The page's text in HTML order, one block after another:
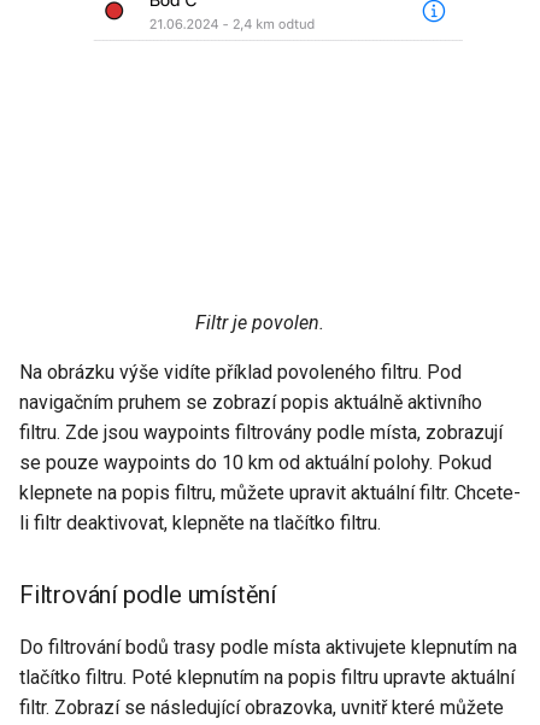
Filtr je povolen.
Na obrázku výše vidíte příklad povoleného filtru. Pod
navigačním pruhem se zobrazí popis aktuálně aktivního
filtru. Zde jsou waypoints filtrovány podle místa, zobrazují
se pouze waypoints do 10 km od aktuální polohy. Pokud
klepnete na popis filtru, můžete upravit aktuální filtr. Chcete-
li filtr deaktivovat, klepněte na tlačítko filtru.
Filtrování podle umístění
Do filtrování bodů trasy podle místa aktivujete klepnutím na
tlačítko filtru. Poté klepnutím na popis filtru upravte aktuální
filtr. Zobrazí se následující obrazovka, uvnitř které můžete